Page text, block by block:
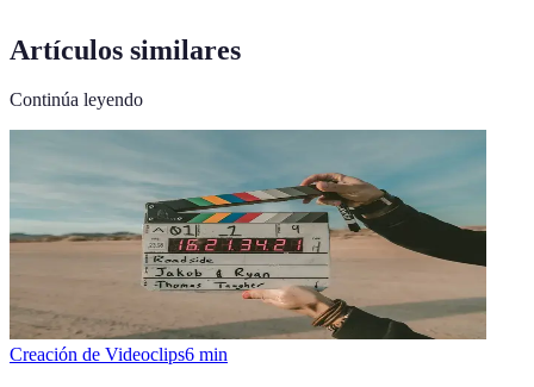
Artículos similares
Continúa leyendo
Creación de Videoclips6 min